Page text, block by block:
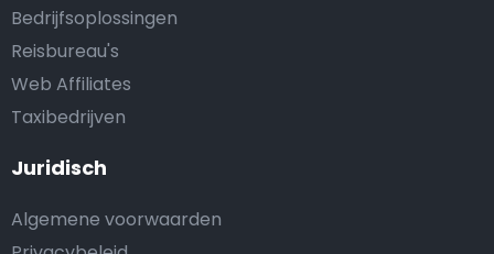
Bedrijfsoplossingen
Reisbureau's
Web Affiliates
Taxibedrijven
Juridisch
Algemene voorwaarden